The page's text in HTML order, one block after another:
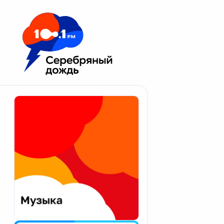
Москва 100.1 FM
Апатиты
Екатеринбург
Калининград
Калуга